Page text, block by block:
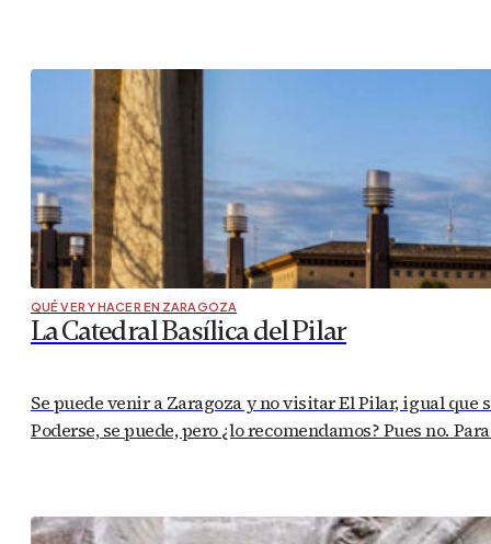
QUÉ VER Y HACER EN ZARAGOZA
La Catedral Basílica del Pilar
Se puede venir a Zaragoza y no visitar El Pilar, igual que
Poderse, se puede, pero ¿lo recomendamos? Pues no.